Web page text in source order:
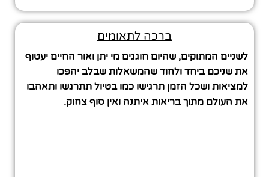
ברכה לתאומים
לשניים המתוקים, שהיום חוגגים מי יתן ואור החיים יעטוף
את שניכם ביחד ולחוד שהמשאלות שבלב יהפכו
למציאות ושכל הזמן תרגישו כמו בטיול תתרגשו ותאהבו
את העולם מתוך בריאות איתנה ואין סוף צחוק.